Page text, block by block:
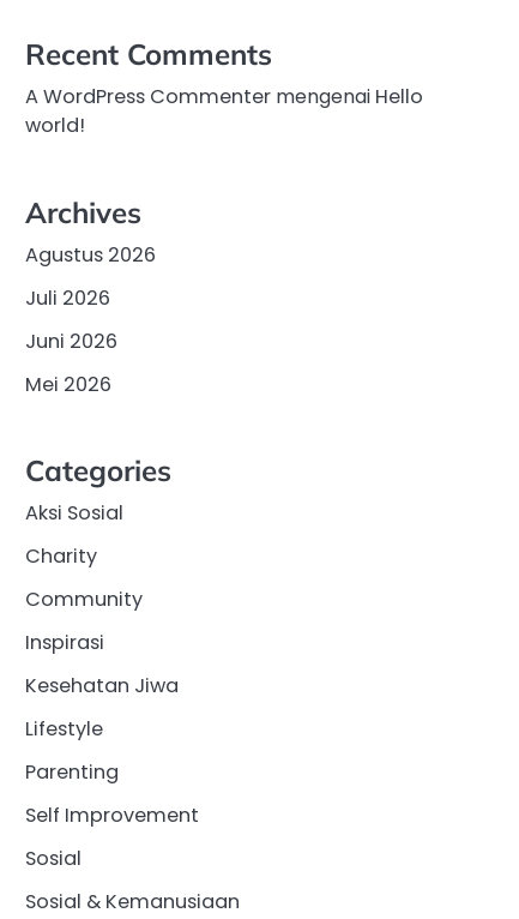
Recent Comments
A WordPress Commenter mengenai Hello
world!
Archives
Agustus 2026
Juli 2026
Juni 2026
Mei 2026
Categories
Aksi Sosial
Charity
Community
Inspirasi
Kesehatan Jiwa
Lifestyle
Parenting
Self Improvement
Sosial
Sosial & Kemanusiaan